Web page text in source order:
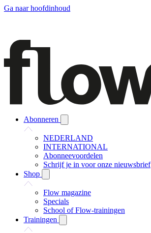
Ga naar hoofdinhoud
Abonneren
NEDERLAND
INTERNATIONAL
Abonneevoordelen
Schrijf je in voor onze nieuwsbrief
Shop
Flow magazine
Specials
School of Flow-trainingen
Trainingen